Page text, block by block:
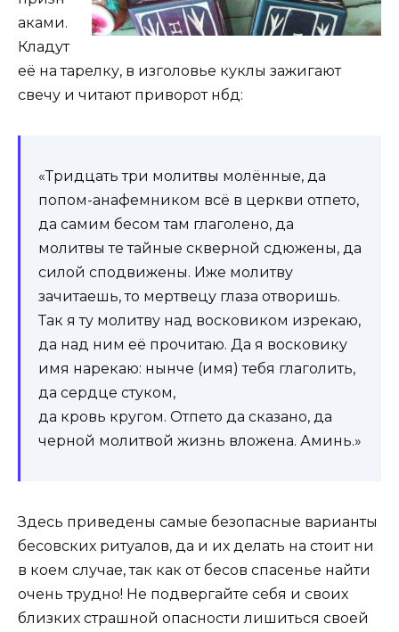
аками.
Кладут
её на тарелку, в изголовье куклы зажигают
свечу и читают приворот нбд:
«Тридцать три молитвы молённые, да
попом-анафемником всё в церкви отпето,
да самим бесом там глаголено, да
молитвы те тайные скверной сдюжены, да
силой сподвижены. Иже молитву
зачитаешь, то мертвецу глаза отворишь.
Так я ту молитву над восковиком изрекаю,
да над ним её прочитаю. Да я восковику
имя нарекаю: нынче (имя) тебя глаголить,
да сердце стуком,
да кровь кругом. Отпето да сказано, да
черной молитвой жизнь вложена. Аминь.»
Здесь приведены самые безопасные варианты
бесовских ритуалов, да и их делать на стоит ни
в коем случае, так как от бесов спасенье найти
очень трудно! Не подвергайте себя и своих
близких страшной опасности лишиться своей